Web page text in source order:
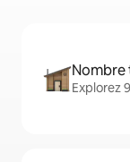
Nombre
Explorez